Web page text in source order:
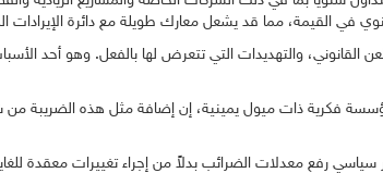
والتهديدات التي تتعرض لها بالفعل. وهو أحد
فكرية ذات ميول يمينية، إن إضافة مثل هذه الضريبة من